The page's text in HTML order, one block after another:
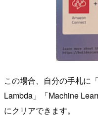
この場合、自分の手札に
Lambda」「Machine
にクリアできます。